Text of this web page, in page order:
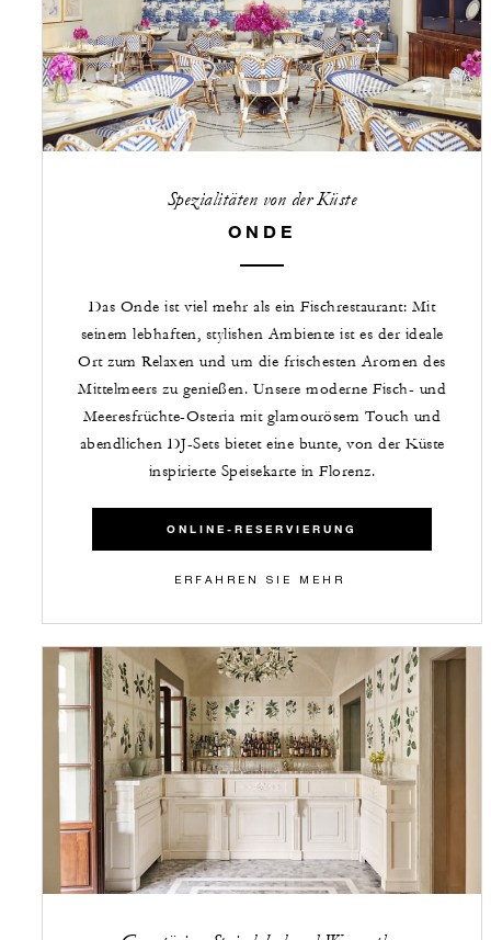
Spezialitäten von der Küste
ONDE
Das Onde ist viel mehr als ein Fischrestaurant: Mit
seinem lebhaften, stylishen Ambiente ist es der ideale
Ort zum Relaxen und um die frischesten Aromen des
Mittelmeers zu genießen. Unsere moderne Fisch- und
Meeresfrüchte-Osteria mit glamourösem Touch und
abendlichen DJ-Sets bietet eine bunte, von der Küste
inspirierte Speisekarte in Florenz.
ONLINE-RESERVIERUNG
ERFAHREN SIE MEHR